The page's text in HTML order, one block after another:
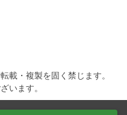
載・複製を固く禁じます。
います。